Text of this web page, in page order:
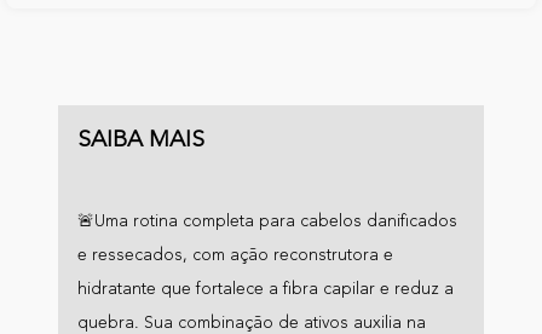
SAIBA MAIS
🚨Uma rotina completa para cabelos danificados
e ressecados, com ação reconstrutora e
hidratante que fortalece a fibra capilar e reduz a
quebra. Sua combinação de ativos auxilia na